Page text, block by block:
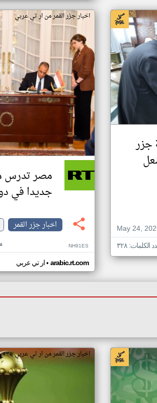
جزر
May 24,
الكلمات: ٣٢٨
اخبار جزر القمر من ار تي عربي
مصر تدرس
جديدا في
اخبار جزر القمر
NH91ES
ار تي عربي• arabic.rt.com
اخبار جزر القمر من ار تي عربي